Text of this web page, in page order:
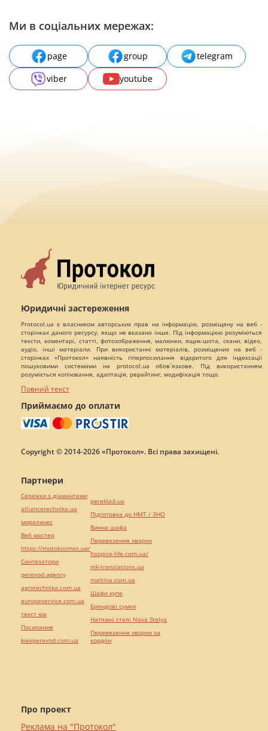
Ми в соціальних мережах:
page group
telegram
viber
youtube
Юридичні застереження
Protocol.ua є власником авторських прав на інформацію, розміщену на веб -
сторінках даного ресурсу, якщо не вказано інше. Під інформацією розуміються
тексти, коментарі, статті, фотозображення, малюнки, ящик-шота, скани, відео,
аудіо, інші матеріали. При використанні матеріалів, розміщених на веб -
сторінках «Протокол» наявність гіперпосилання відкритого для індексації
пошуковими системами на protocol.ua обов`язкове. Під використанням
розуміється копіювання, адаптація, рерайтинг, модифікація тощо.
Повний текст
Приймаємо до оплати
Copyright © 2014-2026 «Протокол». Всі права захищені.
Про проект
Реклама на "Протокол"
Партнери
Сережки з діамантами
alliancetechnika.ua
миралинкс
Веб мастер
https://motokosmos.ua/
Синтезатори
perevod.agency
agrotechnika.com.ua
europeservice.com.ua
текст юа
Посилання
kievperevod.com.ua
pereklad.ua
Підготовка до НМТ / ЗНО
Винна шафа
Перевезення хворих
hospice-life.com.ua/
mk-translations.ua
maltina.com.ua
Шафи купе
Брендові сумки
Натяжні стелі Nova Stelya
Перевезення хворих за
кордон